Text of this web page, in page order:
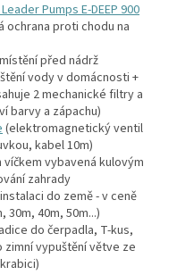
Pumps E-DEEP 900
ochrana proti chodu na
před nádrž
vody v domácnosti +
2 mechanické filtry a
barvy a zápachu)
(elektromagnetický ventil
kabel 10m)
vybavená kulovým
zahrady
do země - v ceně
30m, 40m, 50m...)
do čerpadla, T-kus,
vypuštění větve ze